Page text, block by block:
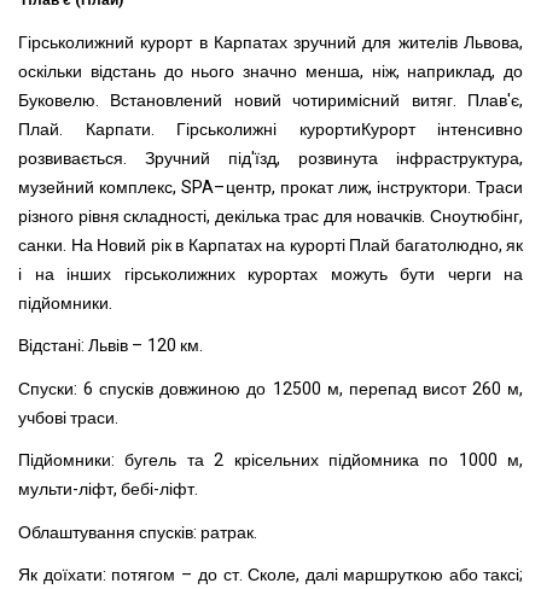
Гірськолижний курорт в Карпатах зручний для жителів Львова,
оскільки відстань до нього значно менша, ніж, наприклад, до
Буковелю. Встановлений новий чотиримісний витяг. Плав'є,
Плай. Карпати. Гірськолижні курортиКурорт інтенсивно
розвивається. Зручний під'їзд, розвинута інфраструктура,
музейний комплекс, SPA–центр, прокат лиж, інструктори. Траси
різного рівня складності, декілька трас для новачків. Сноутюбінг,
санки. На Новий рік в Карпатах на курорті Плай багатолюдно, як
і на інших гірськолижних курортах можуть бути черги на
підйомники.
Відстані: Львів – 120 км.
Спуски: 6 спусків довжиною до 12500 м, перепад висот 260 м,
учбові траси.
Підйомники: бугель та 2 крісельних підйомника по 1000 м,
мульти-ліфт, бебі-ліфт.
Облаштування спусків: ратрак.
Як доїхати: потягом – до ст. Сколе, далі маршруткою або таксі;